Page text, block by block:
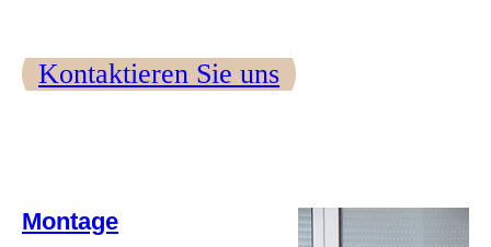
Kontaktieren Sie uns
Montage